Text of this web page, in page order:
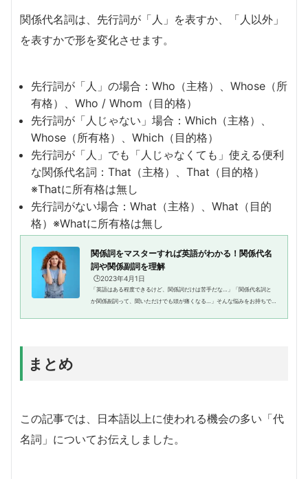
関係代名詞は、先行詞が「人」を表すか、「人以外」
を表すかで形を変化させます。
先行詞が「人」の場合：Who（主格）、Whose（所
有格）、Who / Whom（目的格）
先行詞が「人じゃない」場合：Which（主格）、
Whose（所有格）、Which（目的格）
先行詞が「人」でも「人じゃなくても」使える便利
な関係代名詞：That（主格）、That（目的格）
※Thatに所有格は無し
先行詞がない場合：What（主格）、What（目的
格）※Whatに所有格は無し
関係詞をマスターすれば英語がわかる！関係代名
詞や関係副詞を理解
🕒️2023年4月1日
「英語はある程度できるけど、関係詞だけは苦手だな…」「関係代名詞と
か関係副詞って、聞いただけでも頭が痛くなる…」そんな悩みをお持ちで
まとめ
この記事では、日本語以上に使われる機会の多い「代
名詞」についてお伝えしました。